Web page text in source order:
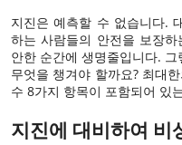
지진은 예측할 수 없습니다.
하는 사람들의 안전을 보장
안한 순간에 생명줄입니다.
무엇을 챙겨야 할까요? 최대
수 8가지 항목이 포함되어 있
지진에 대비하여 비